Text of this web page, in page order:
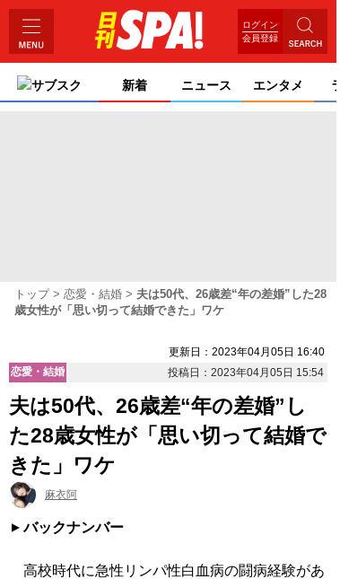
ログイン
会員登録
サブスク 新着 ニュース エンタメ
トップ 恋愛・結婚
夫は50代、26歳差“年の差婚”した28
歳女性が「思い切って結婚できた」ワケ
更新日：2023年04月05日 16:40
恋愛・結婚
投稿日：2023年04月05日 15:54
夫は50代、26歳差“年の差婚”し
た28歳女性が「思い切って結婚で
きた」ワケ
麻衣阿
バックナンバー
高校時代に急性リンパ性白血病の闘病経験があ